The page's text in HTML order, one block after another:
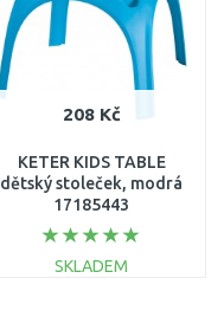
208 Kč
KETER KIDS TABLE
dětský stoleček, modrá
17185443
SKLADEM